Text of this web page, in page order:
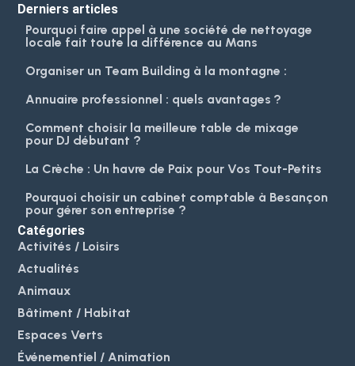
Derniers articles
Pourquoi faire appel à une société de nettoyage
locale fait toute la différence au Mans
Organiser un Team Building à la montagne :
Annuaire professionnel : quels avantages ?
Comment choisir la meilleure table de mixage
pour DJ débutant ?
La Crèche : Un havre de Paix pour Vos Tout-Petits
Pourquoi choisir un cabinet comptable à Besançon
pour gérer son entreprise ?
Catégories
Activités / Loisirs
Actualités
Animaux
Bâtiment / Habitat
Espaces Verts
Événementiel / Animation